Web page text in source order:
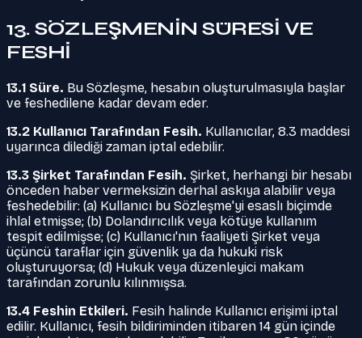
13. SÖZLEŞMENİN SÜRESİ VE
FESHİ
13.1 Süre. Bu Sözleşme, hesabın oluşturulmasıyla başlar
ve feshedilene kadar devam eder.
13.2 Kullanıcı Tarafından Fesih. Kullanıcılar, 8.3 maddesi
uyarınca dilediği zaman iptal edebilir.
13.3 Şirket Tarafından Fesih. Şirket, herhangi bir hesabı
önceden haber vermeksizin derhal askıya alabilir veya
feshedebilir: (a) Kullanıcı bu Sözleşme'yi esaslı biçimde
ihlal etmişse; (b) Dolandırıcılık veya kötüye kullanım
tespit edilmişse; (c) Kullanıcı'nın faaliyeti Şirket veya
üçüncü taraflar için güvenlik ya da hukuki risk
oluşturuyorsa; (d) Hukuk veya düzenleyici makam
tarafından zorunlu kılınmışsa.
13.4 Feshin Etkileri. Fesih halinde Kullanıcı erişimi iptal
edilir. Kullanıcı, fesih bildiriminden itibaren 14 gün içinde